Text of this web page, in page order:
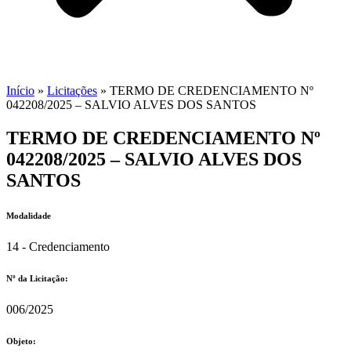
Início » Licitações » TERMO DE CREDENCIAMENTO Nº
042208/2025 – SALVIO ALVES DOS SANTOS
TERMO DE CREDENCIAMENTO Nº
042208/2025 – SALVIO ALVES DOS
SANTOS
Modalidade
14 - Credenciamento
Nº da Licitação: ​​
006/2025
Objeto: